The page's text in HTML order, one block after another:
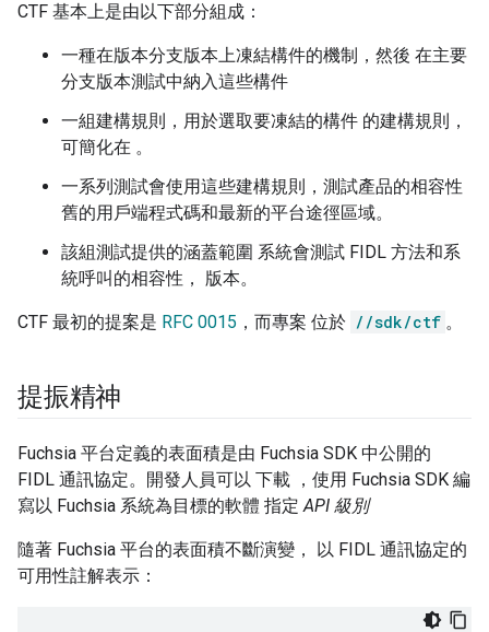
CTF 基本上是由以下部分組成：
一種在版本分支版本上凍結構件的機制，然後 在主要
分支版本測試中納入這些構件
一組建構規則，用於選取要凍結的構件 的建構規則，
可簡化在 。
一系列測試會使用這些建構規則，測試產品的相容性
舊的用戶端程式碼和最新的平台途徑區域。
該組測試提供的涵蓋範圍 系統會測試 FIDL 方法和系
統呼叫的相容性， 版本。
CTF 最初的提案是 RFC 0015 ，而專案 位於 //sdk/ctf 。
提振精神
Fuchsia 平台定義的表面積是由 Fuchsia SDK 中公開的
FIDL 通訊協定。開發人員可以 下載 ，使用 Fuchsia SDK 編
寫以 Fuchsia 系統為目標的軟體 指定API 級別
隨著 Fuchsia 平台的表面積不斷演變， 以 FIDL 通訊協定的
可用性註解表示：